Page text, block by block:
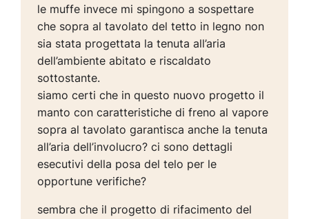
le muffe invece mi spingono a sospettare
che sopra al tavolato del tetto in legno non
sia stata progettata la tenuta all’aria
dell’ambiente abitato e riscaldato
sottostante.
siamo certi che in questo nuovo progetto il
manto con caratteristiche di freno al vapore
sopra al tavolato garantisca anche la tenuta
all’aria dell’involucro? ci sono dettagli
esecutivi della posa del telo per le
opportune verifiche?
sembra che il progetto di rifacimento del